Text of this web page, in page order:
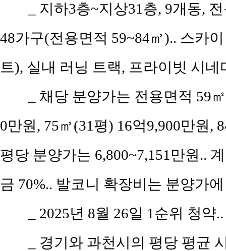
_ 지하3층~지상31층, 9개동,
48가구(전용면적 59~84㎡).. 스카
트), 실내 러닝 트랙, 프라이빗 시
_ 채당 분양가는 전용면적 59
0만원, 75㎡(31평) 16억9,900만원,
평당 분양가는 6,800~7,151만원..
금 70%.. 발코니 확장비는 분양가
_ 2025년 8월 26일 1순위 청
_ 경기와 과천시의 평당 평균